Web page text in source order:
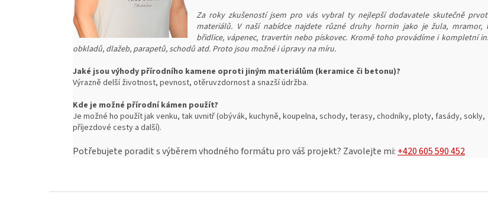
Za roky zkušeností jsem pro vás vybral ty nejlepší dodavatele skutečně
materiálů. V naší nabídce najdete různé druhy hornin jako je žula, mramor,
břidlice, vápenec, travertin nebo pískovec. Kromě toho provádíme i kompletní
obkladů, dlažeb, parapetů, schodů atd. Proto jsou možné i úpravy na míru.
Jaké jsou výhody přírodního kamene oproti jiným materiálům (keramice či betonu)?
Výrazně delší životnost, pevnost, otěruvzdornost a snazší údržba.
Kde je možné přírodní kámen použít?
Je možné ho použít jak venku, tak uvnitř (obývák, kuchyně, koupelna, schody, terasy, chodníky, ploty, fasády, sokly,
příjezdové cesty a další).
Potřebujete poradit s výběrem vhodného formátu pro váš projekt? Zavolejte mi:+420 605 590 452